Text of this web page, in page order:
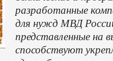
разработанные
для нужд МВД
представленные на
способствуют